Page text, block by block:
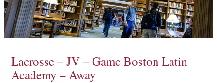
Lacrosse – JV – Game Boston Latin
Academy – Away